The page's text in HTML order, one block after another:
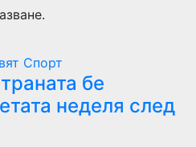
Спорт
бе
неделя след